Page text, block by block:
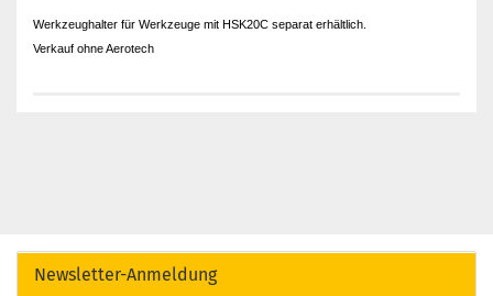
Werkzeughalter für Werkzeuge mit HSK20C separat erhältlich.
Verkauf ohne Aerotech
Newsletter-Anmeldung